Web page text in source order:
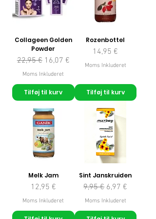
Collageen Golden
Powder
Regulær pris
22,95 € Salgspris
16,07 €
Moms Inkluderet
Tilføj til kurv
Rozenbottel
Pris
14,95 €
Moms Inkluderet
Tilføj til kurv
Melk Jam
Pris
12,95 €
Moms Inkluderet
Sint Janskruiden
Regulær pris
9,95 € Salgspris
6,97 €
Moms Inkluderet